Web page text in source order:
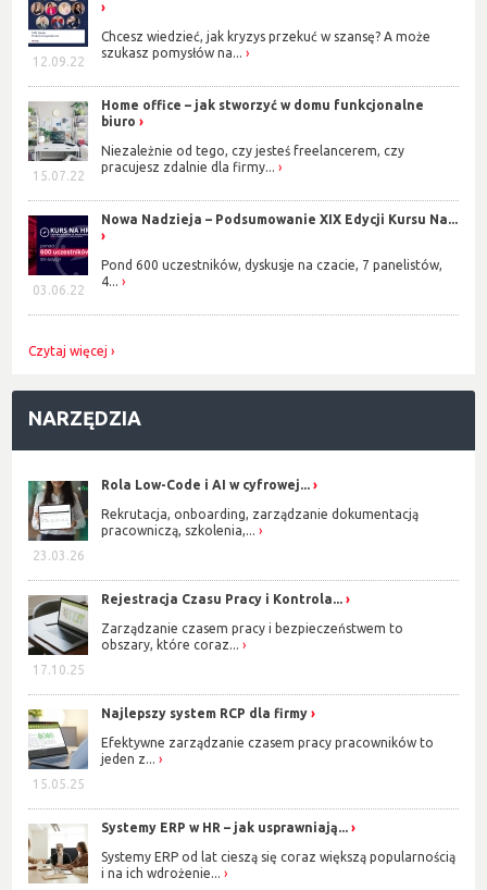
12.09.22
Chcesz wiedzieć, jak kryzys przekuć w szansę? A może
szukasz pomysłów na...
15.07.22
Home office – jak stworzyć w domu funkcjonalne
biuro
Niezależnie od tego, czy jesteś freelancerem, czy
pracujesz zdalnie dla firmy...
03.06.22
Nowa Nadzieja – Podsumowanie XIX Edycji Kursu Na...
Pond 600 uczestników, dyskusje na czacie, 7 panelistów,
4...
Czytaj więcej
NARZĘDZIA
23.03.26
Rola Low-Code i AI w cyfrowej...
Rekrutacja, onboarding, zarządzanie dokumentacją
pracowniczą, szkolenia,...
17.10.25
Rejestracja Czasu Pracy i Kontrola...
Zarządzanie czasem pracy i bezpieczeństwem to
obszary, które coraz...
15.05.25
Najlepszy system RCP dla firmy
Efektywne zarządzanie czasem pracy pracowników to
jeden z...
Systemy ERP w HR – jak usprawniają...
Systemy ERP od lat cieszą się coraz większą popularnością
i na ich wdrożenie...